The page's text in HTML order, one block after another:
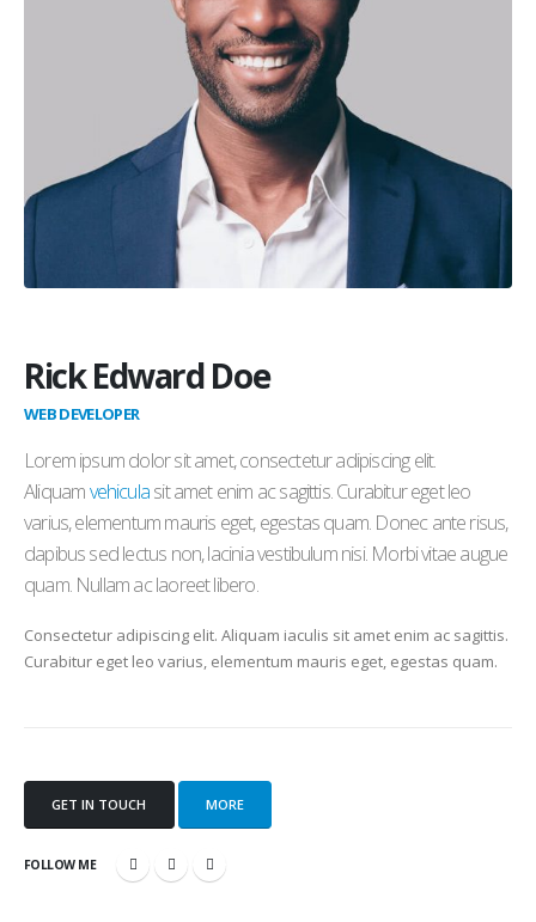
Rick Edward Doe
WEB DEVELOPER
Lorem ipsum dolor sit amet, consectetur adipiscing elit.
Aliquamvehiculasit amet enim ac sagittis. Curabitur eget leo
varius, elementum mauris eget, egestas quam. Donec ante risus,
dapibus sed lectus non, lacinia vestibulum nisi. Morbi vitae augue
quam. Nullam ac laoreet libero.
Consectetur adipiscing elit. Aliquam iaculis sit amet enim ac sagittis.
Curabitur eget leo varius, elementum mauris eget, egestas quam.
GET IN TOUCH MORE
FOLLOW ME